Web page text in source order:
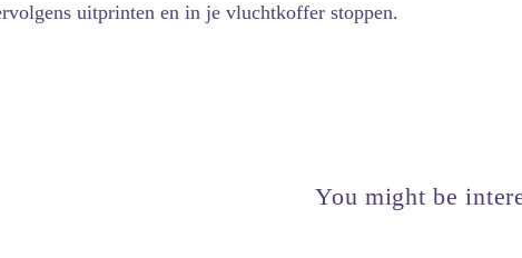
uitprinten en in je vluchtkoffer stoppen.
You might be